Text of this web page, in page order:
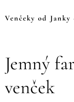
Venčeky od Janky
Jemný
venček